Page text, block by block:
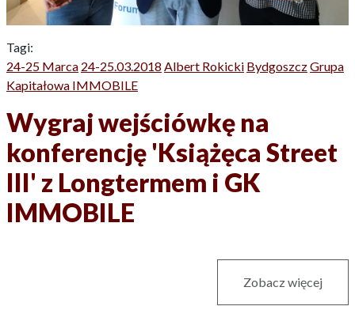
Tagi:
24-25 Marca 24-25.03.2018 Albert Rokicki BydgoszczGrupa
Kapitałowa IMMOBILE
Wygraj wejściówkę na
konferencję 'Książęca Street
III' z Longtermem i GK
IMMOBILE
Zobacz więcej